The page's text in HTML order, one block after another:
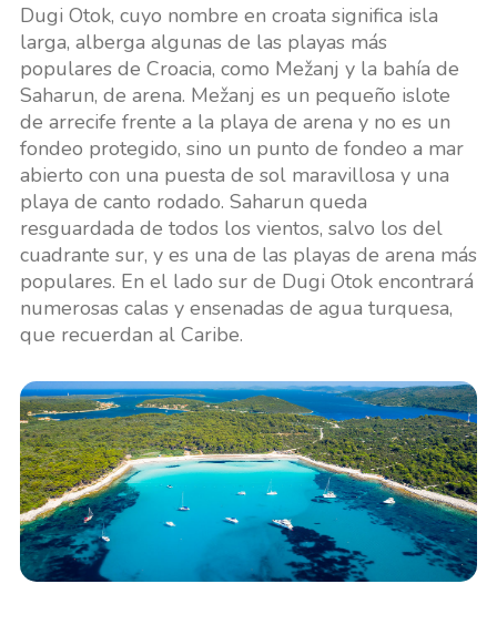
Dugi Otok, cuyo nombre en croata significa isla
larga, alberga algunas de las playas más
populares de Croacia, como Mežanj y la bahía de
Saharun, de arena. Mežanj es un pequeño islote
de arrecife frente a la playa de arena y no es un
fondeo protegido, sino un punto de fondeo a mar
abierto con una puesta de sol maravillosa y una
playa de canto rodado. Saharun queda
resguardada de todos los vientos, salvo los del
cuadrante sur, y es una de las playas de arena más
populares. En el lado sur de Dugi Otok encontrará
numerosas calas y ensenadas de agua turquesa,
que recuerdan al Caribe.